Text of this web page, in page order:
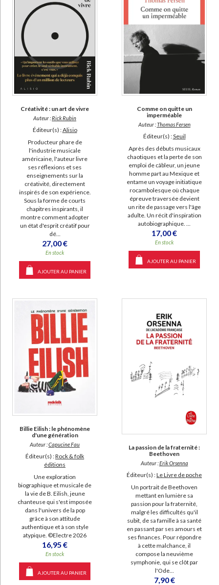
Créativité : un art de vivre
Auteur :Rick Rubin
Éditeur(s) :Alisio
Producteur phare de
l'industrie musicale
américaine, l'auteur livre
ses réflexions et ses
enseignements sur la
créativité, directement
inspirés de son expérience.
Sous la forme de courts
chapitres inspirants, il
montre comment adopter
un état d'esprit créatif pour
dé...
27,00 €
En stock
AJOUTER AU PANIER
Comme on quitte un
imperméable
Auteur :Thomas Fersen
Éditeur(s) :Seuil
Après des débuts musicaux
chaotiques et la perte de son
emploi de câbleur, un jeune
homme part au Mexique et
entame un voyage initiatique
rocambolesque où chaque
épreuve traversée devient
un rite de passage vers l'âge
adulte. Un récit d'inspiration
autobiographique. ...
17,00 €
En stock
AJOUTER AU PANIER
Billie Eilish : le phénomène
d'une génération
Auteur :Capucine Fau
Éditeur(s) :Rock & folk
éditions
Une exploration
biographique et musicale de
la vie de B. Eilish, jeune
chanteuse qui s'est imposée
dans l'univers de la pop
grâce à son attitude
authentique et à son style
atypique. ©Electre 2026
16,95 €
En stock
AJOUTER AU PANIER
La passion de la fraternité :
Beethoven
Auteur :Erik Orsenna
Éditeur(s) :Le Livre de poche
Un portrait de Beethoven
mettant en lumière sa
passion pour la fraternité,
malgré les difficultés qu'il
subit, de sa famille à sa santé
en passant par ses amours et
ses finances. Pour répondre
à cette malchance, il
compose la neuvième
symphonie, qui se clôt par
l'Ode...
7,90 €